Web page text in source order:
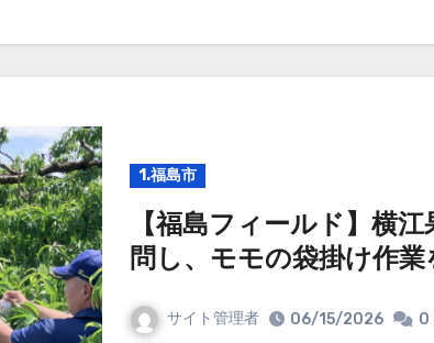
1.福島市
【福島フィールド】横
問し、モモの袋掛け作業
サイト管理者 06/15/2026 0